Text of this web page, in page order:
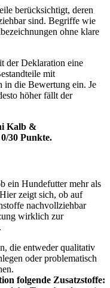
berücksichtigt, deren
sind. Begriffe wie
ohne klare
der Deklaration eine
mit
in die Bewertung ein. Je
höher fällt der
Kalb &
0/30 Punkte.
ein Hundefutter mehr als
zeigt sich, ob auf
nachvollziehbar
wirklich zur
die entweder qualitativ
oder problematisch
folgende Zusatzstoffe: